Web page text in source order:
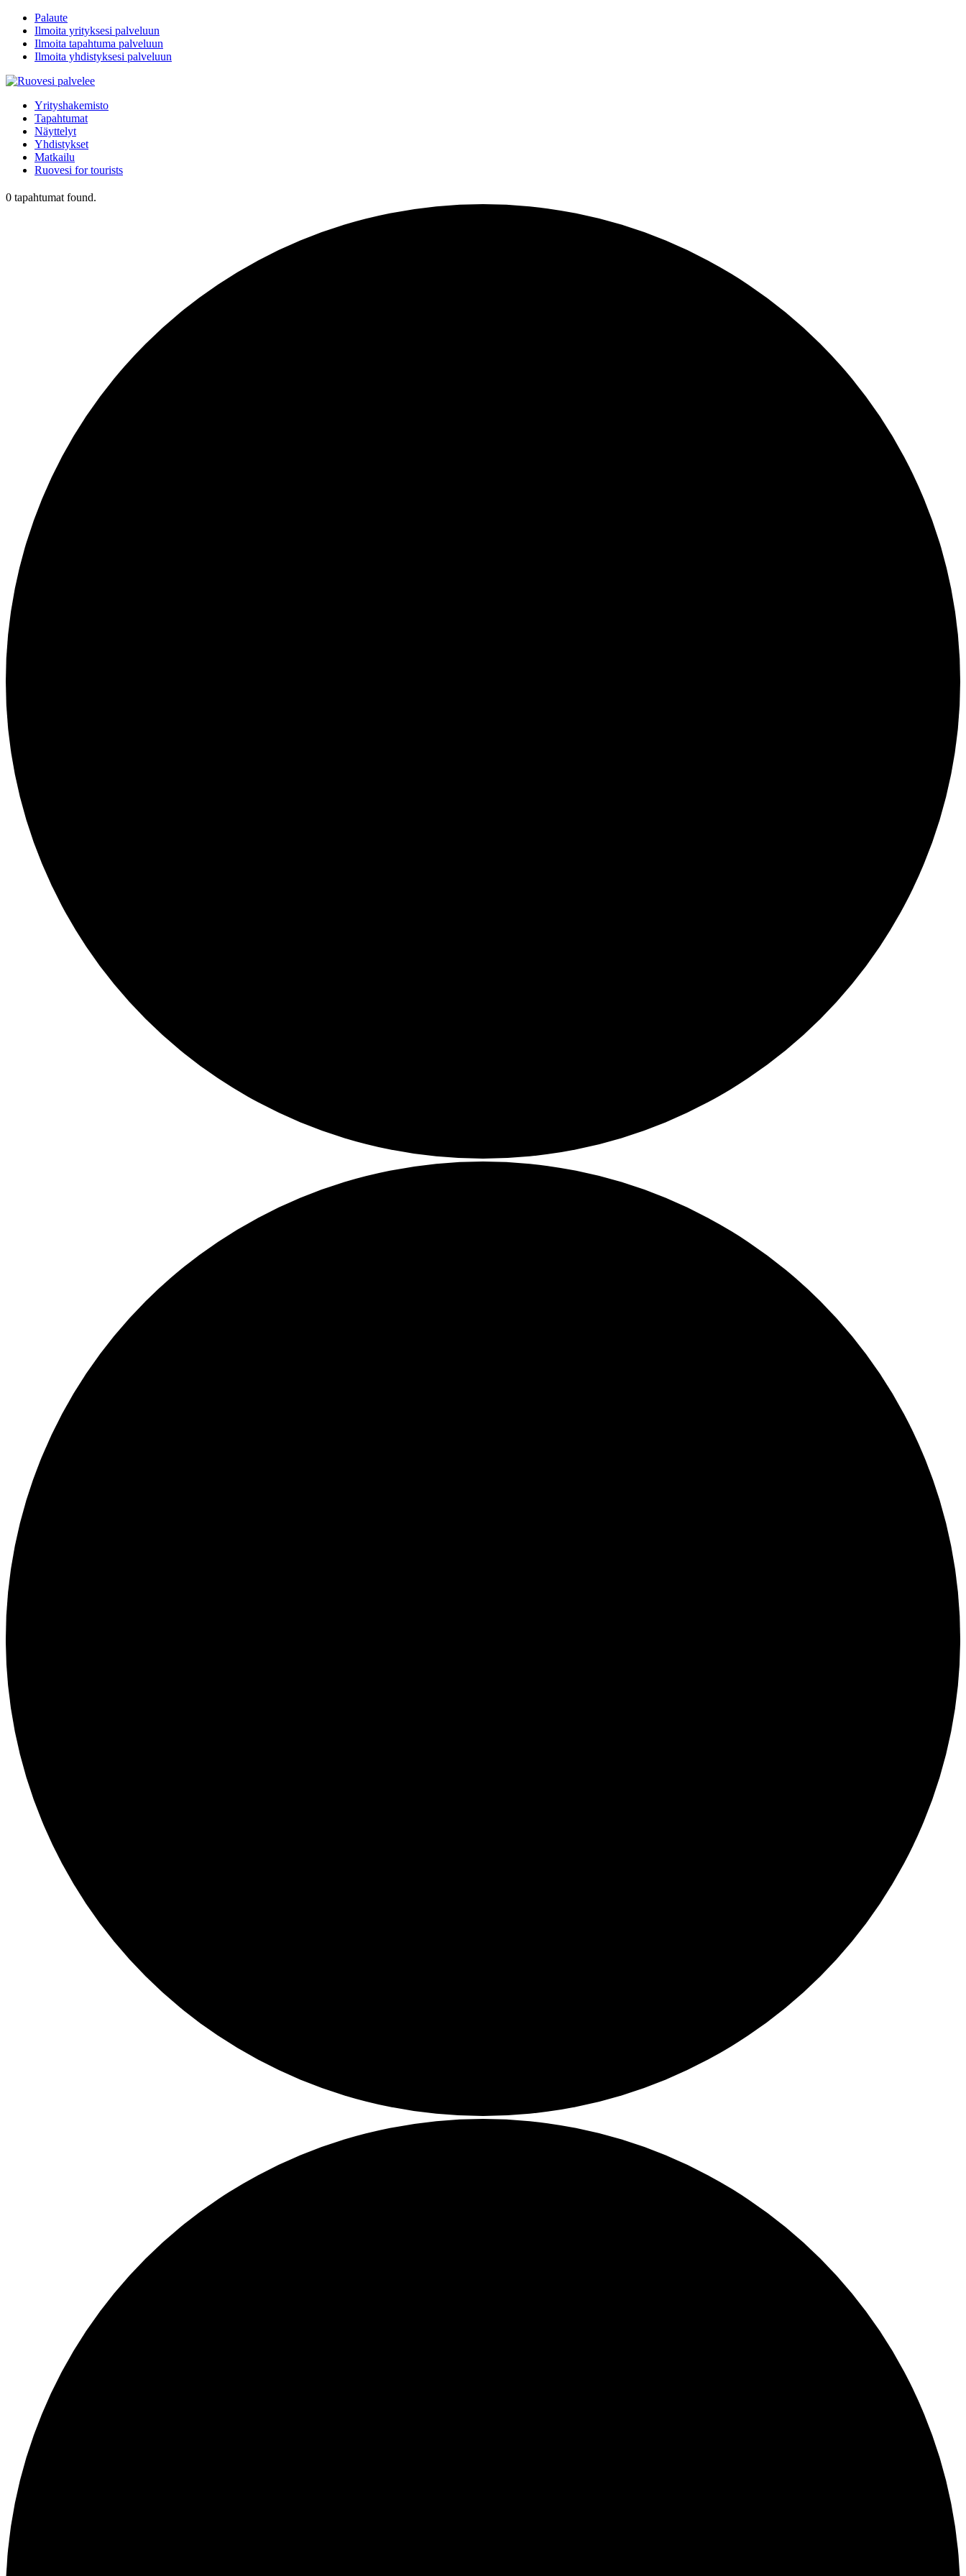
Palaute
Ilmoita yrityksesi palveluun
Ilmoita tapahtuma palveluun
Ilmoita yhdistyksesi palveluun
Yrityshakemisto
Tapahtumat
Näyttelyt
Yhdistykset
Matkailu
Ruovesi for tourists
0 tapahtumat found.